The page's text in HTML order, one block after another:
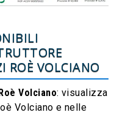
ROÈ VOLCIANO
Volciano: visualizza
Volciano e nelle